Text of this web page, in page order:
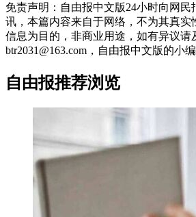
免责声明：自由报中文版24小时向网民
讯，本篇内容来自于网络，不为其真实
信息为目的，非商业用途，如有异议请
btr2031@163.com，自由报中文版的小
自由报推荐浏览